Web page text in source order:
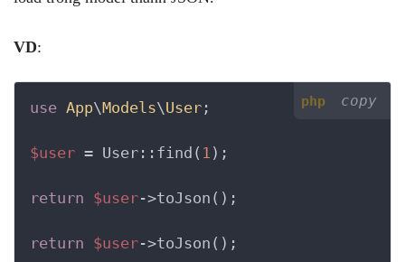
VD:
php copy
use App\Models\User;
$user = User::find( 1 );
return $user->toJson();
return $user->toJson();